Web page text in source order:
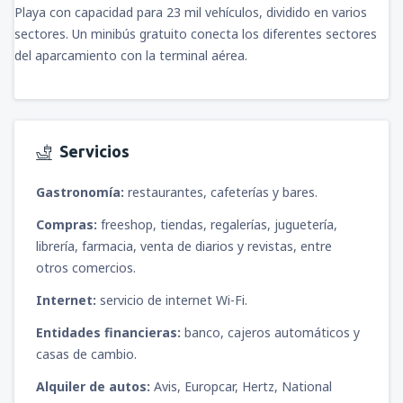
Playa con capacidad para 23 mil vehículos, dividido en varios
sectores. Un minibús gratuito conecta los diferentes sectores
del aparcamiento con la terminal aérea.
Servicios
Gastronomía: restaurantes, cafeterías y bares.
Compras: freeshop, tiendas, regalerías, juguetería,
librería, farmacia, venta de diarios y revistas, entre
otros comercios.
Internet: servicio de internet Wi-Fi.
Entidades financieras: banco, cajeros automáticos y
casas de cambio.
Alquiler de autos: Avis, Europcar, Hertz, National